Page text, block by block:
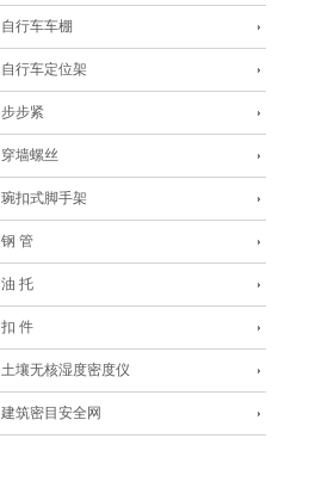
自行车车棚
自行车定位架
步步紧
穿墙螺丝
琬扣式脚手架
钢 管
油 托
扣 件
土壤无核湿度密度仪
建筑密目安全网